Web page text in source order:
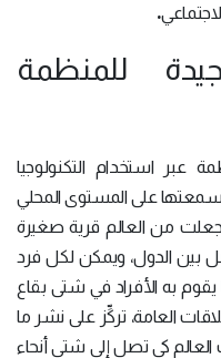
.
للمنظمة
عبر استخدام التكنولوجيا
سمعتها على المستوى المحلي
جعلت من العالم قرية صغيرة
بين الدول، ويمكن لكل فرد
به الأفراد في شتى بقاع
العامة، تركِّز على نشر ما
كي تصل إلى شتى أنحاء